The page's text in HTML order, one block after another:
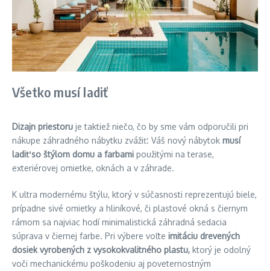
Všetko musí ladiť
Dizajn priestoru je taktiež niečo, čo by sme vám odporučili pri
nákupe záhradného nábytku zvážiť. Váš nový nábytok musí
ladiť so štýlom domu a farbami použitými na terase,
exteriérovej omietke, oknách a v záhrade.
K ultra modernému štýlu, ktorý v súčasnosti reprezentujú biele,
prípadne sivé omietky a hliníkové, či plastové okná s čiernym
rámom sa najviac hodí minimalistická záhradná sedacia
súprava v čiernej farbe. Pri výbere voľte imitáciu drevených
dosiek vyrobených z vysokokvalitného plastu, ktorý je odolný
voči mechanickému poškodeniu aj poveternostným